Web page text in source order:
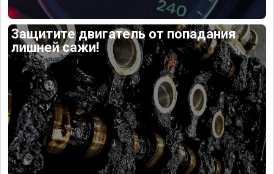
Защитите двигатель от попадания
лишней сажи!